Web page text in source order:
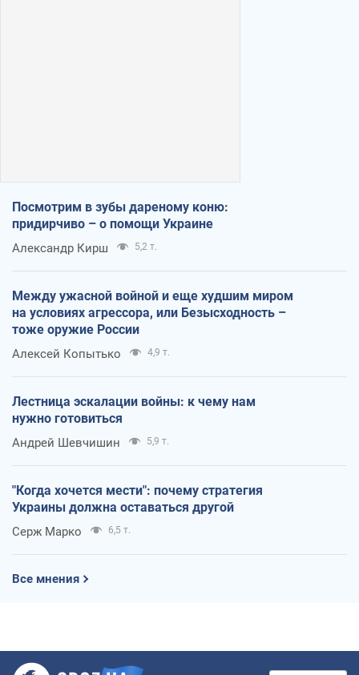
Посмотрим в зубы дареному коню:
придирчиво – о помощи Украине
Александр Кирш 5,2 т.
Между ужасной войной и еще худшим миром
на условиях агрессора, или Безысходность –
тоже оружие России
Алексей Копытько 4,9 т.
Лестница эскалации войны: к чему нам
нужно готовиться
Андрей Шевчишин 5,9 т.
"Когда хочется мести": почему стратегия
Украины должна оставаться другой
Серж Марко 6,5 т.
Все мнения